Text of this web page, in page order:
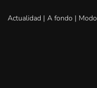
Actualidad | A fondo |